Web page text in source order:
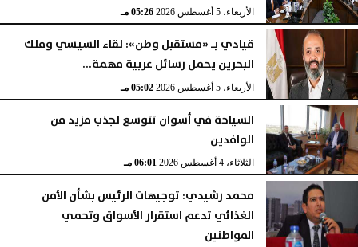
الأربعاء، 5 أغسطس 2026 05:26 مـ
قيادي بـ «مستقبل وطن»: لقاء السيسي وملك
البحرين يحمل رسائل عربية مهمة...
الأربعاء، 5 أغسطس 2026 05:02 مـ
السياحة في أسوان تتوسع لجذب مزيد من
الوافدين
الثلاثاء، 4 أغسطس 2026 06:01 مـ
محمد رشيدي: توجيهات الرئيس بشأن الأمن
الغذائي تدعم استقرار الأسواق وتحمي
المواطنين